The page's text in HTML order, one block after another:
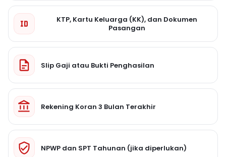
KTP, Kartu Keluarga (KK), dan Dokumen
Pasangan
Slip Gaji atau Bukti Penghasilan
Rekening Koran 3 Bulan Terakhir
NPWP dan SPT Tahunan (jika diperlukan)